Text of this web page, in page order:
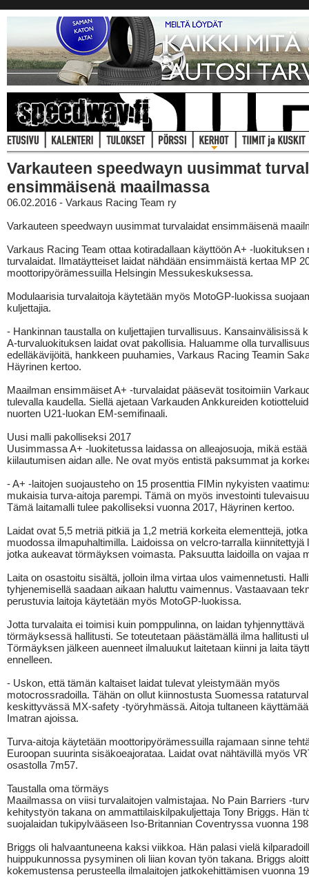
Varkauteen speedwayn uusimmat
ensimmäisenä maailmassa
06.02.2016 - Varkaus Racing Team ry
Varkauteen speedwayn uusimmat turvalaidat ensimmäisenä
Varkaus Racing Team ottaa kotiradallaan käyttöön A+ -luokituksen
turvalaidat. Ilmatäytteiset laidat nähdään ensimmäistä kertaa MP
moottoripyörämessuilla Helsingin Messukeskuksessa.
Modulaarisia turvalaitoja käytetään myös MotoGP-luokissa
kuljettajia.
- Hankinnan taustalla on kuljettajien turvallisuus. Kansainvälisissä
A-turvaluokituksen laidat ovat pakollisia. Haluamme olla
edelläkävijöitä, hankkeen puuhamies, Varkaus Racing Teamin
Häyrinen kertoo.
Maailman ensimmäiset A+ -turvalaidat pääsevät tositoimiin
tulevalla kaudella. Siellä ajetaan Varkauden Ankkureiden
nuorten U21-luokan EM-semifinaali.
Uusi malli pakolliseksi 2017
Uusimmassa A+ -luokitetussa laidassa on alleajosuoja, mikä estää
kiilautumisen aidan alle. Ne ovat myös entistä paksummat ja
- A+ -laitojen suojausteho on 15 prosenttia FIMin nykyisten
mukaisia turva-aitoja parempi. Tämä on myös investointi
Tämä laitamalli tulee pakolliseksi vuonna 2017, Häyrinen kertoo.
Laidat ovat 5,5 metriä pitkiä ja 1,2 metriä korkeita elementtejä,
muodossa ilmapuhaltimilla. Laidoissa on velcro-tarralla kiinnitettyjä
jotka aukeavat törmäyksen voimasta. Paksuutta laidoilla on vajaa
Laita on osastoitu sisältä, jolloin ilma virtaa ulos vaimennetusti.
tyhjenemisellä saadaan aikaan haluttu vaimennus. Vastaavaan
perustuvia laitoja käytetään myös MotoGP-luokissa.
Jotta turvalaita ei toimisi kuin pomppulinna, on laidan tyhjennyttävä
törmäyksessä hallitusti. Se toteutetaan päästämällä ilma hallitusti
Törmäyksen jälkeen auenneet ilmaluukut laitetaan kiinni ja laita
ennelleen.
- Uskon, että tämän kaltaiset laidat tulevat yleistymään myös
motocrossradoilla. Tähän on ollut kiinnostusta Suomessa
keskittyvässä MX-safety -työryhmässä. Aitoja tultaneen
Imatran ajoissa.
Turva-aitoja käytetään moottoripyörämessuilla rajamaan sinne
Euroopan suurinta sisäkoeajorataa. Laidat ovat nähtävillä myös
osastolla 7m57.
Taustalla oma törmäys
Maailmassa on viisi turvalaitojen valmistajaa. No Pain Barriers -
kehitystyön takana on ammattilaiskilpakuljettaja Tony Briggs. Hän
suojalaidan tukipylvääseen Iso-Britannian Coventryssa vuonna
Briggs oli halvaantuneena kaksi viikkoa. Hän palasi vielä
huippukunnossa pysyminen oli liian kovan työn takana. Briggs
kokemustensa perusteella ilmalaitojen jatkokehittämisen vuonna